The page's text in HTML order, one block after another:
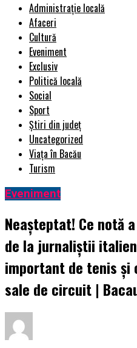
Administrație locală
Afaceri
Cultură
Eveniment
Exclusiv
Politică locală
Social
Sport
Știri din județ
Uncategorized
Viața în Bacău
Turism
Eveniment
Neașteptat! Ce notă
de la jurnaliștii
important de tenis și
sale de circuit |